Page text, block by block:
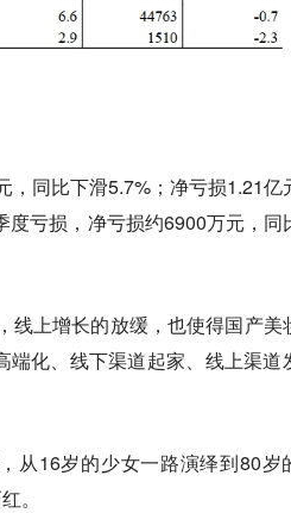
同比下滑5.7%；净亏损1.21亿
亏损，净亏损约6900万元，同
线上增长的放缓，也使得国产美
端化、线下渠道起家、线上渠道
从16岁的少女一路演绎到80岁
。